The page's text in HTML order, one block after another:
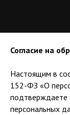
Согласие на
Настоящим в
152-ФЗ «О
подтверждаете
персональных